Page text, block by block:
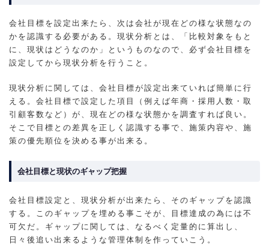
会社目標を設定出来たら、次は会社が現在どの様な状態なの
かを認識する必要がある。現状分析とは、「比較対象をもと
に、現状はどうなのか」というものなので、必ず会社目標を
設定してから現状分析を行うこと。
現状分析に関しては、会社目標が設定出来ていれば簡単に行
える。会社目標で設定した項目（例えば年商・採用人数・取
引顧客数など）が、現在どの様な状態かを調査すれば良い。
そこで目標との差異を正しく認識する事で、施策内容や、施
策の優先順位を決める事が出来る。
会社目標と現状のギャップ把握
会社目標設定と、現状分析が出来たら、そのギャップを認識
する。このギャップを埋める事こそが、目標達成の為には不
可欠だ。ギャップに関しては、なるべく定量的に算出し、
日々後追い出来るような管理体制を作っていこう。